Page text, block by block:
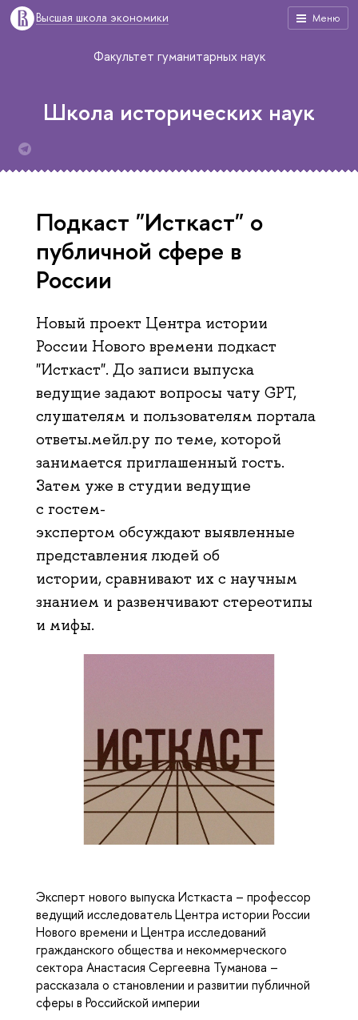
Меню
Высшая школа экономики
Факультет гуманитарных наук
Школа исторических наук
Подкаст "Исткаст" о
публичной сфере в
России
Новый проект Центра истории
России Нового времени подкаст
"Исткаст". До записи выпуска
ведущие задают вопросы чату GPT,
слушателям и пользователям портала
ответы.мейл.ру по теме, которой
занимается приглашенный гость.
Затем уже в студии ведущие
с гостем-
экспертом обсуждают выявленные
представления людей об
истории, сравнивают их с научным
знанием и развенчивают стереотипы
и мифы.
Эксперт нового выпуска Исткаста – профессор
ведущий исследователь Центра истории России
Нового времени и Центра исследований
гражданского общества и некоммерческого
сектора Анастасия Сергеевна Туманова –
рассказала о становлении и развитии публичной
сферы в Российской империи